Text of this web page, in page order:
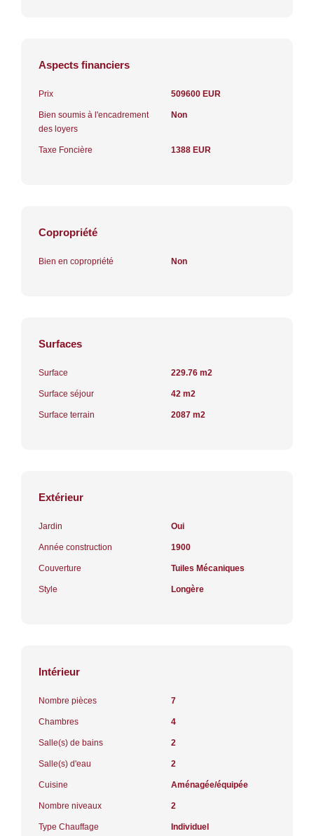
Aspects financiers
Prix 509600 EUR
Bien soumis à l'encadrement
des loyers
Non
Taxe Foncière 1388 EUR
Copropriété
Bien en copropriété Non
Surfaces
Surface 229.76 m2
Surface séjour 42 m2
Surface terrain 2087 m2
Extérieur
Jardin Oui
Année construction 1900
Couverture Tuiles Mécaniques
Style Longère
Intérieur
Nombre pièces 7
Chambres 4
Salle(s) de bains 2
Salle(s) d'eau 2
Cuisine Aménagée/équipée
Nombre niveaux 2
Type Chauffage Individuel